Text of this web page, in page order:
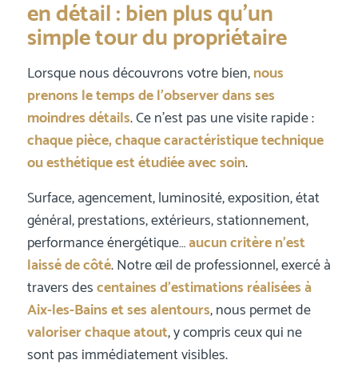
en détail : bien plus qu’un
simple tour du propriétaire
Lorsque nous découvrons votre bien,nous
prenons le temps de l’observer dans ses
moindres détails. Ce n’est pas une visite rapide :
chaque pièce, chaque caractéristique technique
ou esthétique est étudiée avec soin.
Surface, agencement, luminosité, exposition, état
général, prestations, extérieurs, stationnement,
performance énergétique…aucun critère n’est
laissé de côté. Notre œil de professionnel, exercé à
travers descentaines d’estimations réalisées à
Aix-les-Bains et ses alentours, nous permet de
valoriser chaque atout, y compris ceux qui ne
sont pas immédiatement visibles.